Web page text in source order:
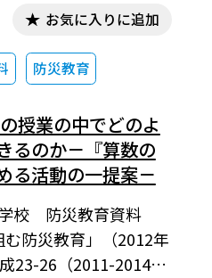
防災教育
お気に入りに追加
授業の中でどのよ
るのか－『算数の
る活動の一提案－
校 防災教育資料
む防災教育」（2012年
23-26（2011-2014）